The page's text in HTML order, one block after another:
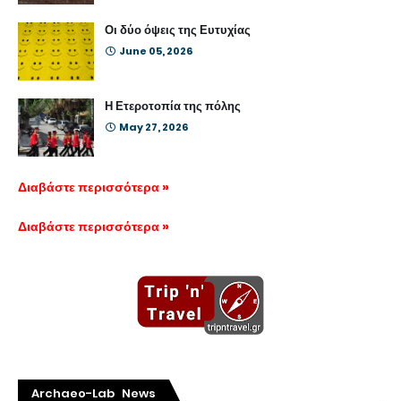
Οι δύο όψεις της Ευτυχίας
June 05, 2026
Η Ετεροτοπία της πόλης
May 27, 2026
Διαβάστε περισσότερα »
Διαβάστε περισσότερα »
Archaeo-Lab News